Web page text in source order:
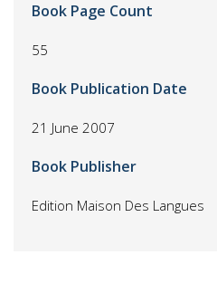
Book Page Count
55
Book Publication Date
21 June 2007
Book Publisher
Edition Maison Des Langues